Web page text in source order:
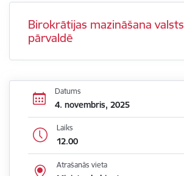
Birokrātijas mazināšana valsts
pārvaldē
Datums
4. novembris, 2025
Laiks
12.00
Atrašanās vieta